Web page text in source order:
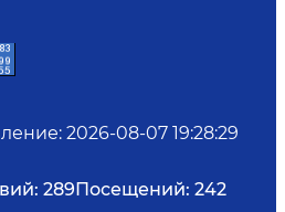
: 2026-08-07 19:28:29
289Посещений: 242